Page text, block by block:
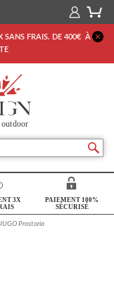
SANS FRAIS. DE 400€ À
3X
PAIEMENT 100%
SÉCURISÉ
Prostoria